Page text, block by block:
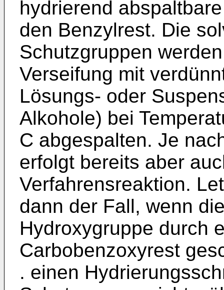
hydrierend
den Benzylrest. Die
Schutzgruppen
Verseifung mit
Lösungs- oder
Alkohole) bei
C abgespalten. Je
erfolgt bereits aber
Verfahrensreaktion.
dann der Fall, wenn
Hydroxygruppe durch
Carbobenzoxyrest
. einen